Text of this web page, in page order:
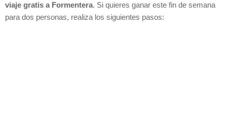
viaje gratis a Formentera. Si quieres ganar este fin de semana
para dos personas, realiza los siguientes pasos: